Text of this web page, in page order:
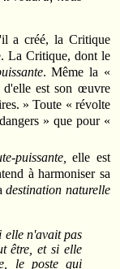
a créé, la Critique
La Critique, dont le
. Même la «
d'elle est son œuvre
» Toute « révolte
» que pour «
puissante,elle est
à harmoniser sa
destination naturelle
elle n'avait pas
être, et si elle
le poste qui